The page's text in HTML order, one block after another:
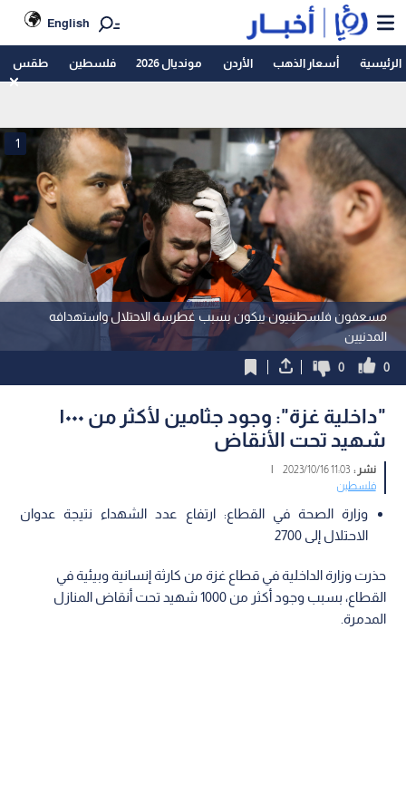
English
الرئيسية أسعار الذهب الأردن مونديال 2026 فلسطين طقس
مسعفون فلسطينيون يبكون بسبب غطرسة الاحتلال واستهدافه
المدنيين
1
0
0
"داخلية غزة": وجود جثامين لأكثر من ١٠٠٠
شهيد تحت الأنقاض
نشر :11:03 2023/10/16
|
فلسطين
وزارة الصحة في القطاع: ارتفاع عدد الشهداء نتيجة عدوان
الاحتلال إلى 2700
حذرت وزارة الداخلية في قطاع غزة من كارثة إنسانية وبيئية في
القطاع، بسبب وجود أكثر من 1000 شهيد تحت أنقاض المنازل
المدمرة.